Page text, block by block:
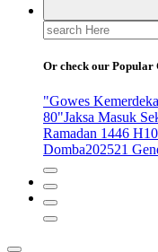
Search
for:
Or check our Popular
"Gowes
80"Jaksa Masuk
Ramadan 1446 H
Domba202521